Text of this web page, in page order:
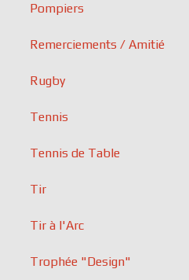
Pompiers
Remerciements / Amitié
Rugby
Tennis
Tennis de Table
Tir
Tir à l'Arc
Trophée "Design"